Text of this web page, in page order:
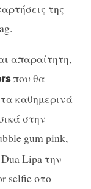
της
απαραίτητη,
που θα
καθημερινά
στην
gum pink,
Lipa την
selfie στο